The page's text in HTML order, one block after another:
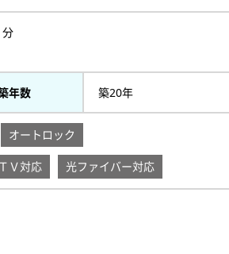
年数 築20年
オートロック
Ｖ対応 光ファイバー対応